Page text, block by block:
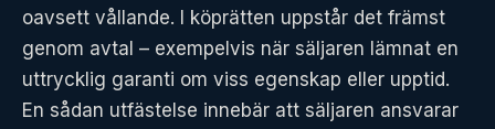
oavsett vållande. I köprätten uppstår det främst
genom avtal – exempelvis när säljaren lämnat en
uttrycklig garanti om viss egenskap eller upptid.
En sådan utfästelse innebär att säljaren ansvarar